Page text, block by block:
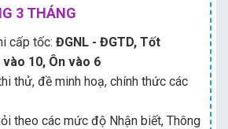
3 THÁNG
cấp tốc: ĐGNL - ĐGTD, Tốt
10, Ôn vào 6
thử, đề minh hoạ, chính thức các
theo các mức độ Nhận biết, Thông